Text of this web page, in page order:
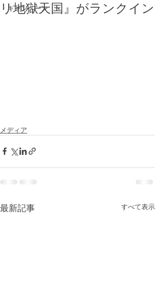
キャンペーン
リ地獄天国』がランクイン
メディア
最新記事 すべて表示